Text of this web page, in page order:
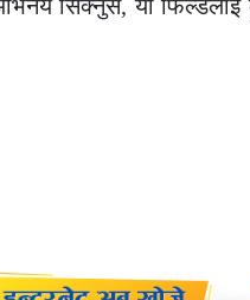
सिक्नुस, यो फिल्डलाई